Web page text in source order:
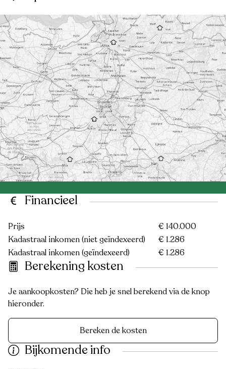
Financieel
Prijs
€ 140.000
Kadastraal inkomen (niet geïndexeerd)
€ 1.286
Kadastraal inkomen (geïndexeerd)
€ 1.286
Berekening kosten
Je aankoopkosten? Die heb je snel berekend via de knop
hieronder.
Bereken de kosten
Bijkomende info